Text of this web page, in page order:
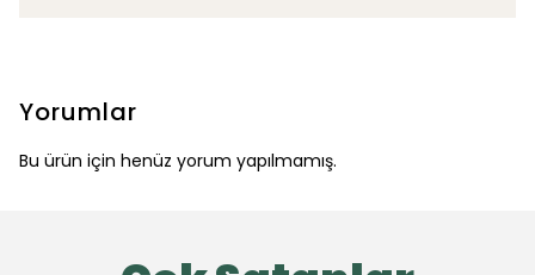
Yorumlar
Bu ürün için henüz yorum yapılmamış.